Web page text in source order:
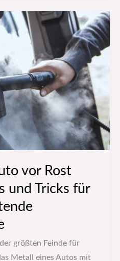
vor Rost
und Tricks für
größten Feinde für
Metall eines Autos mit